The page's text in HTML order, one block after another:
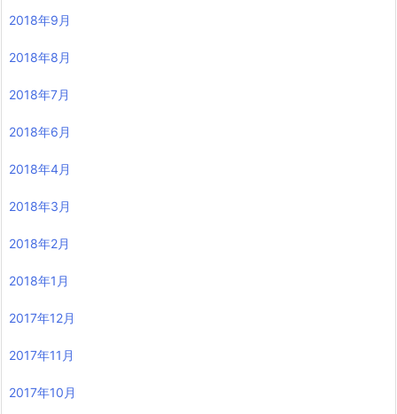
2018年9月
2018年8月
2018年7月
2018年6月
2018年4月
2018年3月
2018年2月
2018年1月
2017年12月
2017年11月
2017年10月